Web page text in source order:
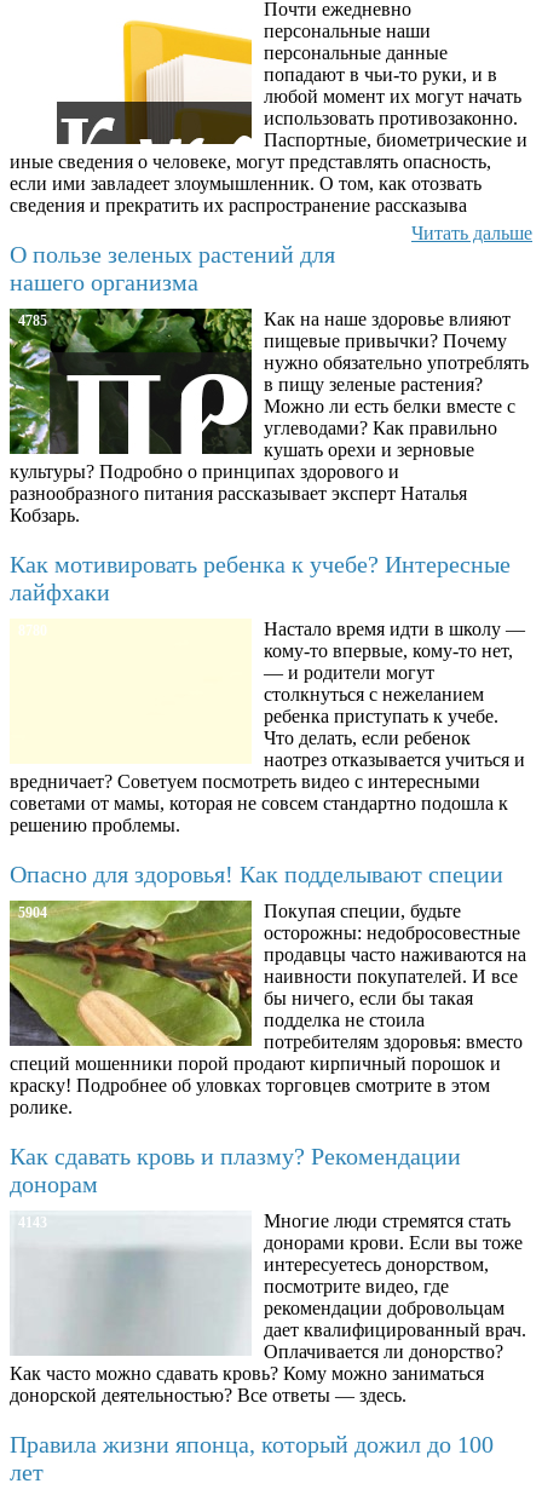
Почти ежедневно
персональные наши
персональные данные
попадают в чьи-то руки, и в
любой момент их могут начать
использовать противозаконно.
Паспортные, биометрические и
иные сведения о человеке, могут представлять опасность,
если ими завладеет злоумышленник. О том, как отозвать
сведения и прекратить их распространение рассказыва
Читать дальше
О пользе зеленых растений для
нашего организма
4785
Как на наше здоровье влияют
пищевые привычки? Почему
нужно обязательно употреблять
в пищу зеленые растения?
Можно ли есть белки вместе с
углеводами? Как правильно
кушать орехи и зерновые
культуры? Подробно о принципах здорового и
разнообразного питания рассказывает эксперт Наталья
Кобзарь.
Как мотивировать ребенка к учебе? Интересные
лайфхаки
8780
Настало время идти в школу —
кому-то впервые, кому-то нет,
— и родители могут
столкнуться с нежеланием
ребенка приступать к учебе.
Что делать, если ребенок
наотрез отказывается учиться и
вредничает? Советуем посмотреть видео с интересными
советами от мамы, которая не совсем стандартно подошла к
решению проблемы.
Опасно для здоровья! Как подделывают специи
5904
Покупая специи, будьте
осторожны: недобросовестные
продавцы часто наживаются на
наивности покупателей. И все
бы ничего, если бы такая
подделка не стоила
потребителям здоровья: вместо
специй мошенники порой продают кирпичный порошок и
краску! Подробнее об уловках торговцев смотрите в этом
ролике.
Как сдавать кровь и плазму? Рекомендации
донорам
4143
Многие люди стремятся стать
донорами крови. Если вы тоже
интересуетесь донорством,
посмотрите видео, где
рекомендации добровольцам
дает квалифицированный врач.
Оплачивается ли донорство?
Как часто можно сдавать кровь? Кому можно заниматься
донорской деятельностью? Все ответы — здесь.
Правила жизни японца, который дожил до 100
лет